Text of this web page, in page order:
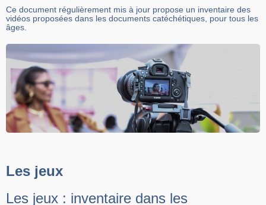
Ce document régulièrement mis à jour propose un inventaire des
vidéos proposées dans les documents catéchétiques, pour tous les
âges.
Les jeux
Les jeux : inventaire dans les